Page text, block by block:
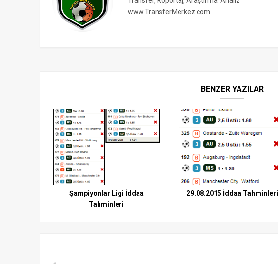
www.TransferMerkez.com
BENZER YAZILAR
Şampiyonlar Ligi İddaa
Tahminleri
29.08.2015 İddaa Tahminleri